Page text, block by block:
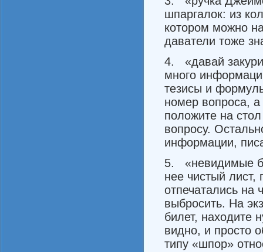
шпаргалок: из
котором можно
даватели тоже
4. «давай
много
тезисы и
номер вопроса, а
положите на
вопросу.
информации,
5. «невидимые
нее чис­тый лист,
отпечатались
выбросить. На
билет, на­ходите
видно, и просто
типу «шпор»